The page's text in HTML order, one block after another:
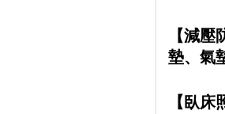
【減壓
墊、氣
【臥床